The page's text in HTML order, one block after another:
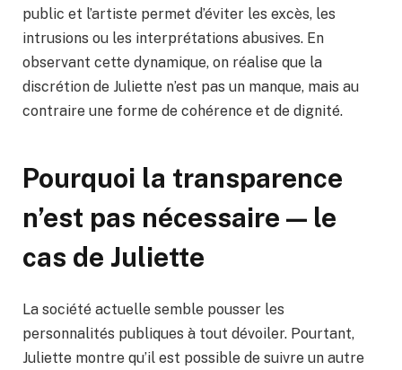
public et l’artiste permet d’éviter les excès, les
intrusions ou les interprétations abusives. En
observant cette dynamique, on réalise que la
discrétion de Juliette n’est pas un manque, mais au
contraire une forme de cohérence et de dignité.
Pourquoi la transparence
n’est pas nécessaire — le
cas de Juliette
La société actuelle semble pousser les
personnalités publiques à tout dévoiler. Pourtant,
Juliette montre qu’il est possible de suivre un autre